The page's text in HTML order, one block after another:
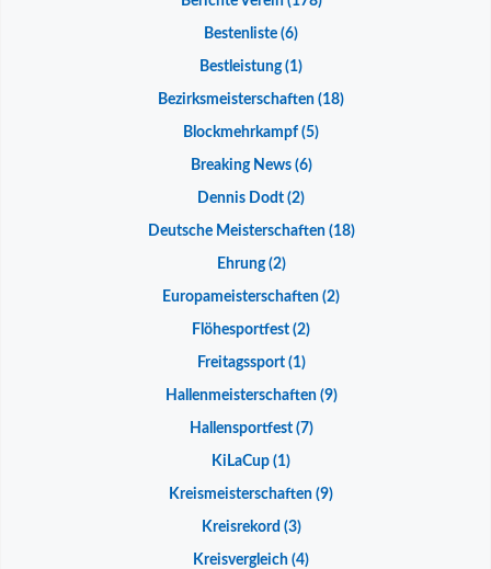
Bestenliste (6)
Bestleistung(1)
Bezirksmeisterschaften (18)
Blockmehrkampf (5)
Breaking News(6)
Dennis Dodt (2)
Deutsche Meisterschaften(18)
Ehrung(2)
Europameisterschaften (2)
Flöhesportfest (2)
Freitagssport(1)
Hallenmeisterschaften(9)
Hallensportfest(7)
KiLaCup (1)
Kreismeisterschaften (9)
Kreisrekord (3)
Kreisvergleich (4)